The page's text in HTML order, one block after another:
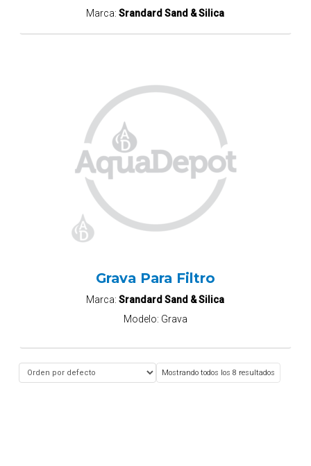
Marca:Srandard Sand & Silica
Grava Para Filtro
Marca:Srandard Sand & Silica
Modelo: Grava
Mostrando todos los 8 resultados